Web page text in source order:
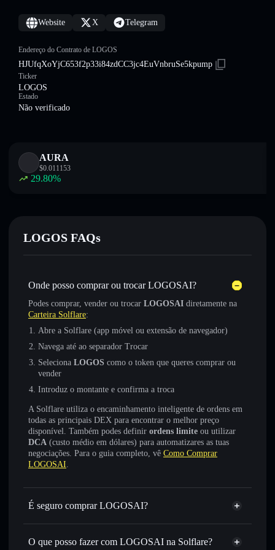
Website X Telegram
Endereço do Contrato de LOGOS
HJUfqXoYjC653f2p33i84zdCC3jc4EuVnbruSe5kpump
Ticker
LOGOS
Estado
Não verificado
AURA
$0.011153
29.80%
LOGOS FAQs
Onde posso comprar ou trocar LOGOSAI?
Podes comprar, vender ou trocar LOGOSAI diretamente na
Carteira Solflare:
Abre a Solflare (app móvel ou extensão de navegador)
Navega até ao separador Trocar
Seleciona LOGOS como o token que queres comprar ou
vender
Introduz o montante e confirma a troca
A Solflare utiliza o encaminhamento inteligente de ordens em
todas as principais DEX para encontrar o melhor preço
disponível. Também podes definir ordens limite ou utilizar
DCA (custo médio em dólares) para automatizares as tuas
negociações. Para o guia completo, vê Como Comprar
LOGOSAI.
É seguro comprar LOGOSAI?
LOGOSAI não está verificado
O que posso fazer com LOGOSAI na Solflare?